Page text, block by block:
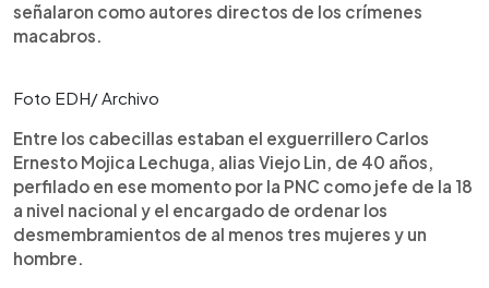
señalaron como autores directos de los crímenes
macabros.
Foto EDH/ Archivo
Entre los cabecillas estaban el exguerrillero Carlos
Ernesto Mojica Lechuga, alias Viejo Lin, de 40 años,
perfilado en ese momento por la PNC como jefe de la 18
a nivel nacional y el encargado de ordenar los
desmembramientos de al menos tres mujeres y un
hombre.